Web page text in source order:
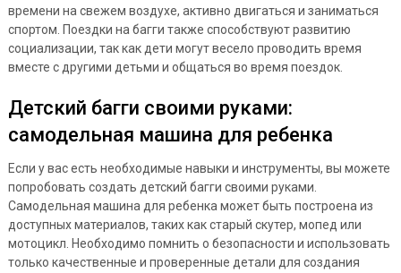
времени на свежем воздухе, активно двигаться и заниматься
спортом. Поездки на багги также способствуют развитию
социализации, так как дети могут весело проводить время
вместе с другими детьми и общаться во время поездок.
Детский багги своими руками:
самодельная машина для ребенка
Если у вас есть необходимые навыки и инструменты, вы можете
попробовать создать детский багги своими руками.
Самодельная машина для ребенка может быть построена из
доступных материалов, таких как старый скутер, мопед или
мотоцикл. Необходимо помнить о безопасности и использовать
только качественные и проверенные детали для создания